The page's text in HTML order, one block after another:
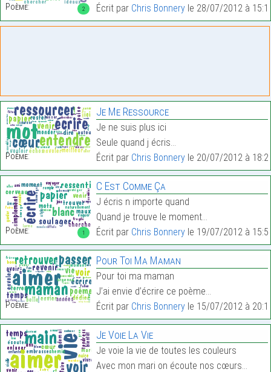
2
Poème: Écrit par Chris Bonneryle 28/07/2012 à
Poème:
Je Me Ressource
Je ne suis plus ici
Seule quand j écris…
Écrit par Chris Bonneryle 20/07/2012 à
1
Poème:
C Est Comme Ça
J écris n importe quand
Quand je trouve le moment…
Écrit par Chris Bonneryle 19/07/2012 à
Poème:
Pour Toi Ma Maman
Pour toi ma maman
J’ai envie d’écrire ce poème…
Écrit par Chris Bonneryle 15/07/2012 à
Je Voie La Vie
Je voie la vie de toutes les couleurs
Avec mon mari on écoute nos cœurs…